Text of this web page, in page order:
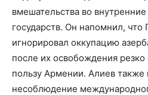
вмешательства во
государств. Он напомнил,
игнорировал оккупацию
после их освобождения
пользу Армении. Алиев также
несоблюдение